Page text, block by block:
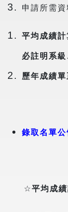
申請所需資
平均成績
必註明系
歷年成績
錄取名單
☆平均成績